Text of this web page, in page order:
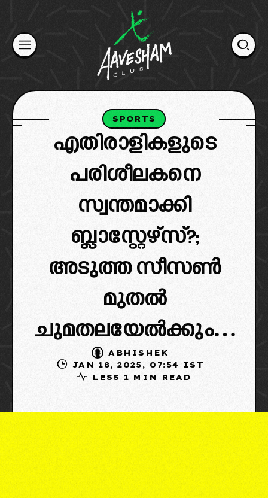
content
SPORTS
എതിരാളികളുടെ
പരിശീലകനെ
സ്വന്തമാക്കി
ബ്ലാസ്റ്റേഴ്‌സ്?;
അടുത്ത സീസൺ
മുതൽ
ചുമതലയേൽക്കും…
ABHISHEK
JAN 18, 2025, 07:54 IST
LESS 1 MIN READ